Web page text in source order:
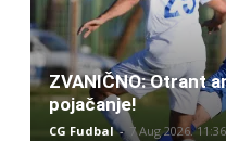
ZVANIČNO: Otrant
pojačanje!
CG Fudbal - 7 Aug 2026. 11:36